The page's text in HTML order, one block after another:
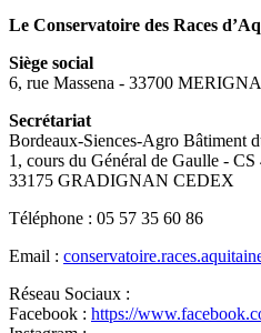
Le Conservatoire des Races
Siège social
6, rue Massena - 33700
Secrétariat
Bordeaux-Siences-Agro Bâtiment
1, cours du Général de Gaulle - CS
33175 GRADIGNAN CEDEX
Téléphone : 05 57 35 60 86
Email :
Réseau Sociaux :
Facebook : https://